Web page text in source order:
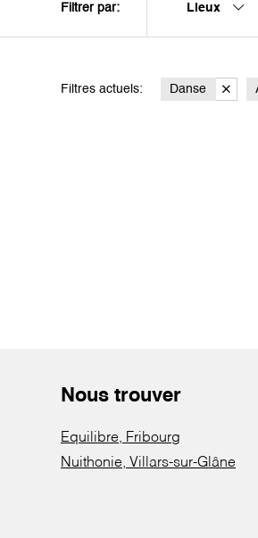
Filtrer par: Lieux
Filtres actuels: Danse
Nous trouver
Equilibre, Fribourg
Nuithonie, Villars-sur-Glâne